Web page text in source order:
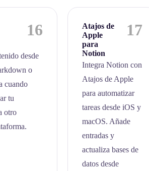
16
desde
o
cuando
tu
otro
Atajos de
Apple
para
Notion
17
Integra Notion con
Atajos de Apple
para automatizar
tareas desde iOS y
macOS. Añade
entradas y
actualiza bases de
datos desde